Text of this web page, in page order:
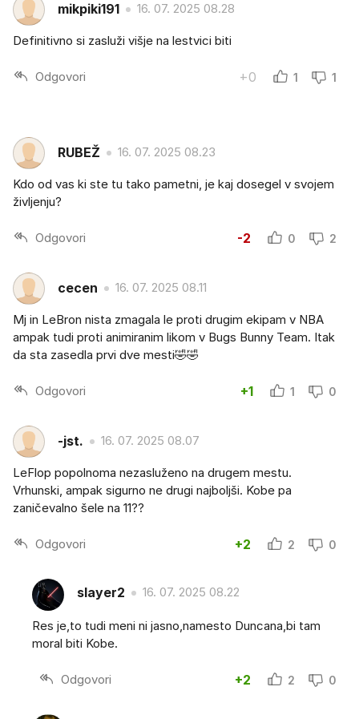
mikpiki191 16. 07. 2025 08.28
Definitivno si zasluži višje na lestvici biti
Odgovori +0 1 1
RUBEŽ 16. 07. 2025 08.23
Kdo od vas ki ste tu tako pametni, je kaj dosegel v svojem
življenju?
Odgovori -2 0 2
cecen 16. 07. 2025 08.11
Mj in LeBron nista zmagala le proti drugim ekipam v NBA
ampak tudi proti animiranim likom v Bugs Bunny Team. Itak
da sta zasedla prvi dve mesti🤣🤣
Odgovori +1 1 0
-jst. 16. 07. 2025 08.07
LeFlop popolnoma nezasluženo na drugem mestu.
Vrhunski, ampak sigurno ne drugi najboljši. Kobe pa
zaničevalno šele na 11??
Odgovori +2 2 0
slayer2 16. 07. 2025 08.22
Res je,to tudi meni ni jasno,namesto Duncana,bi tam
moral biti Kobe.
Odgovori +2 2 0